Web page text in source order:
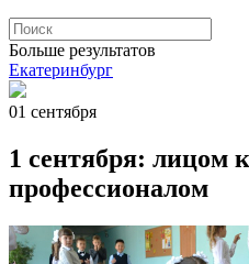
Больше результатов
Екатеринбург
01 сентября
1 сентября: лицом
профессионалом